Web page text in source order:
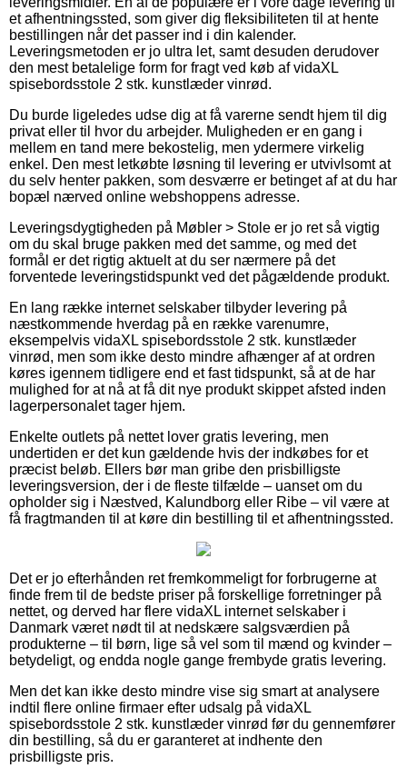
et afhentningssted, som giver dig fleksibiliteten til at hente
bestillingen når det passer ind i din kalender.
Leveringsmetoden er jo ultra let, samt desuden derudover
den mest betalelige form for fragt ved køb af vidaXL
spisebordsstole 2 stk. kunstlæder vinrød.
Du burde ligeledes udse dig at få varerne sendt hjem til dig
privat eller til hvor du arbejder. Muligheden er en gang i
mellem en tand mere bekostelig, men ydermere virkelig
enkel. Den mest letkøbte løsning til levering er utvivlsomt at
du selv henter pakken, som desværre er betinget af at du har
bopæl nærved online webshoppens adresse.
Leveringsdygtigheden på Møbler > Stole er jo ret så vigtig
om du skal bruge pakken med det samme, og med det
formål er det rigtig aktuelt at du ser nærmere på det
forventede leveringstidspunkt ved det pågældende produkt.
En lang række internet selskaber tilbyder levering på
næstkommende hverdag på en række varenumre,
eksempelvis vidaXL spisebordsstole 2 stk. kunstlæder
vinrød, men som ikke desto mindre afhænger af at ordren
køres igennem tidligere end et fast tidspunkt, så at de har
mulighed for at nå at få dit nye produkt skippet afsted inden
lagerpersonalet tager hjem.
Enkelte outlets på nettet lover gratis levering, men
undertiden er det kun gældende hvis der indkøbes for et
præcist beløb. Ellers bør man gribe den prisbilligste
leveringsversion, der i de fleste tilfælde – uanset om du
opholder sig i Næstved, Kalundborg eller Ribe – vil være at
få fragtmanden til at køre din bestilling til et afhentningssted.
Det er jo efterhånden ret fremkommeligt for forbrugerne at
finde frem til de bedste priser på forskellige forretninger på
nettet, og derved har flere vidaXL internet selskaber i
Danmark været nødt til at nedskære salgsværdien på
produkterne – til børn, lige så vel som til mænd og kvinder –
betydeligt, og endda nogle gange frembyde gratis levering.
Men det kan ikke desto mindre vise sig smart at analysere
indtil flere online firmaer efter udsalg på vidaXL
spisebordsstole 2 stk. kunstlæder vinrød før du gennemfører
din bestilling, så du er garanteret at indhente den
prisbilligste pris.